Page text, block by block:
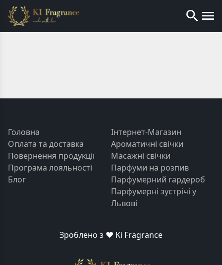
Головна
Оплата та доставка
Повернення продукції
Програма лояльності
Блог
Інтернет-Магазин
Ароматичні свічки
Масажні свічки
Парфуми на розпив
Парфумерний гардероб
Парфумерні зустрічі у
Львові
Зроблено з ❤️ Ki Fragrance